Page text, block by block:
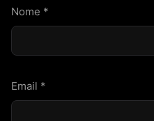
Nome *
Email *